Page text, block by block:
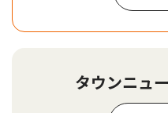
タウンニュ